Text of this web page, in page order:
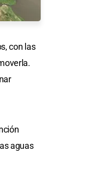
con las
aguas